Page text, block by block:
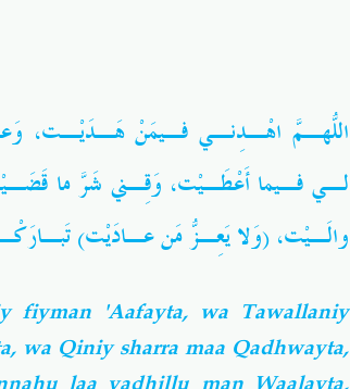
اللّهُـمَّ اهْـدِنـي فـيمَنْ هَـدَيْـت،
لـي فـيما أَعْطَـيْت، وَقِـني شَرَّ ما
والَـيْت، (وَلا يَعِـزُّ مَن عـادَيْت)
fiyman 'Aafayta, wa Tawallaniy
wa Qiniy sharra maa Qadhwayta,
laa yadhillu man Waalayta,